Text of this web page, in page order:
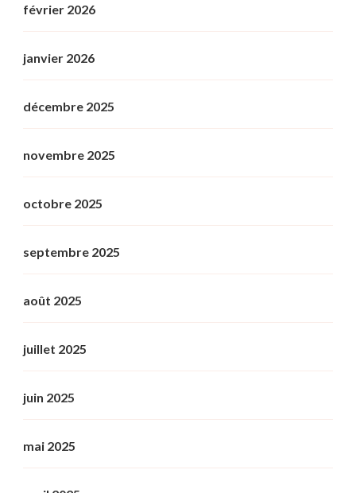
février 2026
janvier 2026
décembre 2025
novembre 2025
octobre 2025
septembre 2025
août 2025
juillet 2025
juin 2025
mai 2025